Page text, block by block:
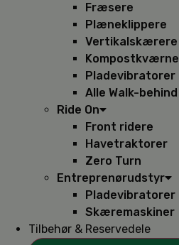
Fræsere
Plæneklippere
Vertikalskærere
Kompostkværne
Pladevibratorer
Alle Walk-behind
Ride On
Front ridere
Havetraktorer
Zero Turn
Entreprenørudstyr
Pladevibratorer
Skæremaskiner
Tilbehør & Reservedele